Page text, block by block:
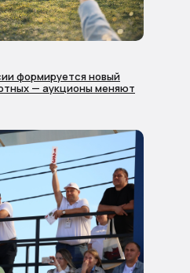
формируется новый
— аукционы меняют